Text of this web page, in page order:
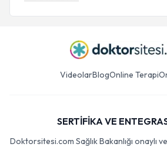
VideolarBlogOnline Terapi
SERTİFİKA VE
Doktorsitesi.com Sağlık Bakanlığı onaylı